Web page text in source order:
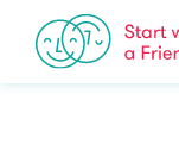
Skip to content